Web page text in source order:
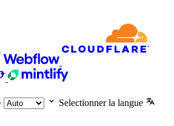
Selectionner la langue